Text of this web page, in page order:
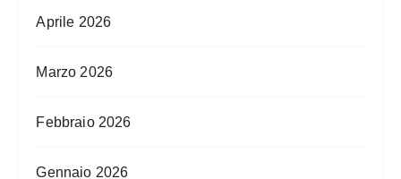
Aprile 2026
Marzo 2026
Febbraio 2026
Gennaio 2026